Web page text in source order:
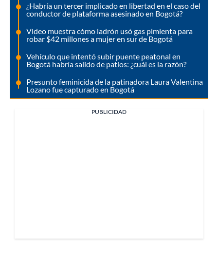
¿Habría un tercer implicado en libertad en el caso del
conductor de plataforma asesinado en Bogotá?
Video muestra cómo ladrón usó gas pimienta para
robar $42 millones a mujer en sur de Bogotá
Vehículo que intentó subir puente peatonal en
Bogotá habría salido de patios: ¿cuál es la razón?
Presunto feminicida de la patinadora Laura Valentina
Lozano fue capturado en Bogotá
PUBLICIDAD